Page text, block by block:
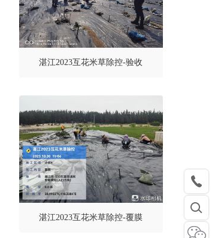
湛江2023互花米草除控-验收
湛江2023互花米草除控-覆膜